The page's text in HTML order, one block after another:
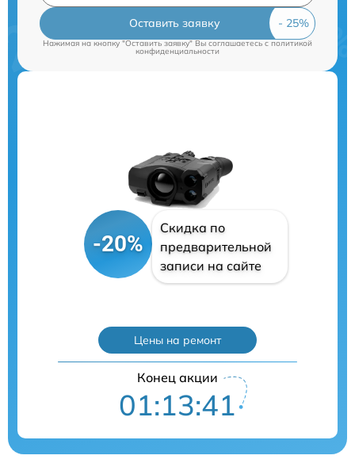
Оставить заявку
Нажимая на кнопку "Оставить заявку" Вы соглашаетесь cполитикой
конфиденциальности
-20%
Скидка по
предварительной
записи на сайте
Цены на ремонт
Конец акции
01:13:40